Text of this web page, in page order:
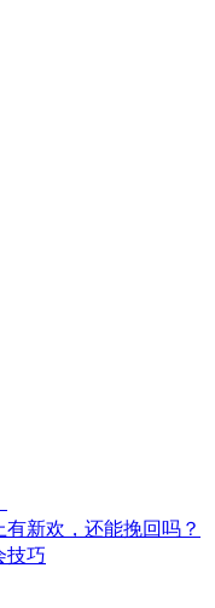
新欢，还能挽回吗？
技巧